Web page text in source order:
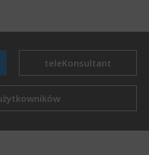
teleKonsultant